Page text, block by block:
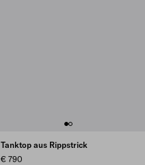
Tanktop aus Rippstrick
€ 790